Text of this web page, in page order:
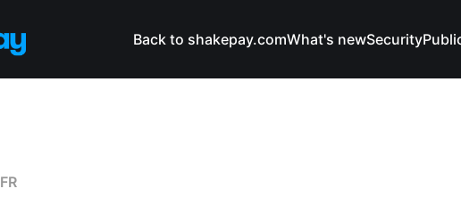
Back to shakepay.comWhat's newSecurity
FR